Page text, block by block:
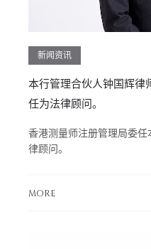
新闻资讯
本行管理合伙人钟国辉律
任为法律顾问。
香港测量师注册管理局委
律顾问。
MORE